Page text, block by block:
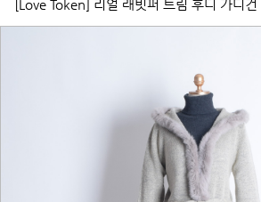
[Love Token] 리얼 래빗퍼 트림 후디 가디건